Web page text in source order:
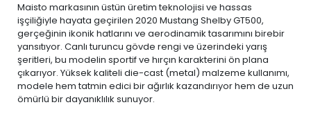
Maisto markasının üstün üretim teknolojisi ve hassas
işçiliğiyle hayata geçirilen 2020 Mustang Shelby GT500,
gerçeğinin ikonik hatlarını ve aerodinamik tasarımını birebir
yansıtıyor. Canlı turuncu gövde rengi ve üzerindeki yarış
şeritleri, bu modelin sportif ve hırçın karakterini ön plana
çıkarıyor. Yüksek kaliteli die-cast (metal) malzeme kullanımı,
modele hem tatmin edici bir ağırlık kazandırıyor hem de uzun
ömürlü bir dayanıklılık sunuyor.